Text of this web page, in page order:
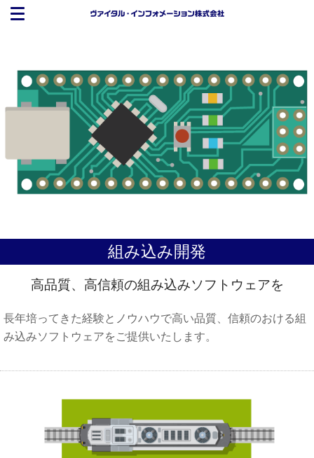
組み込み開発
高品質、高信頼の組み込みソフトウェアを
長年培ってきた経験とノウハウで高い品質、信頼のおける組
み込みソフトウェアをご提供いたします。